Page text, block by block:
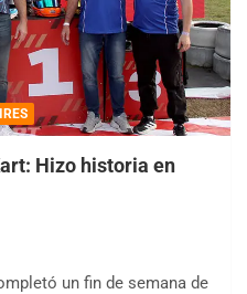
Hizo historia en
un fin de semana de